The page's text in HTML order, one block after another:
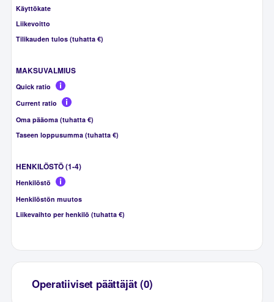
Käyttökate
Liikevoitto
Tilikauden tulos (tuhatta €)
MAKSUVALMIUS
Quick ratio
Current ratio
Oma pääoma (tuhatta €)
Taseen loppusumma (tuhatta €)
HENKILÖSTÖ (1-4)
Henkilöstö
Henkilöstön muutos
Liikevaihto per henkilö (tuhatta €)
Operatiiviset päättäjät (0)